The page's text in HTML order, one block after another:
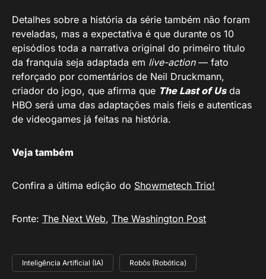
Detalhes sobre a história da série também não foram
reveladas, mas a expectativa é que durante os 10
episódios toda a narrativa original do primeiro título
da franquia seja adaptada em live-action— fato
reforçado por comentários de Neil Druckmann,
criador do jogo, que afirma que The Last of Usda
HBO será uma das adaptações mais fieis e autenticas
de videogames já feitas na história.
Veja também
Confira a última edição do Showmetech Trio!
Fonte: The Next Web, The Washington Post
Inteligência Artificial (IA) Robôs (Robótica)